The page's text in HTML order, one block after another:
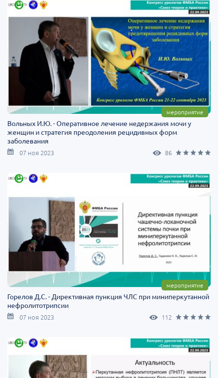
мероприятие
Вольных И.Ю. - Оперативное лечение недержания мочи у
женщин и стратегия преодоления рецидивных форм
заболевания
07 ноя 2023 86
мероприятие
Горелов Д.С. - Директивная пункция ЧЛС при миниперкутанной
нефролитотрипсии
07 ноя 2023 112